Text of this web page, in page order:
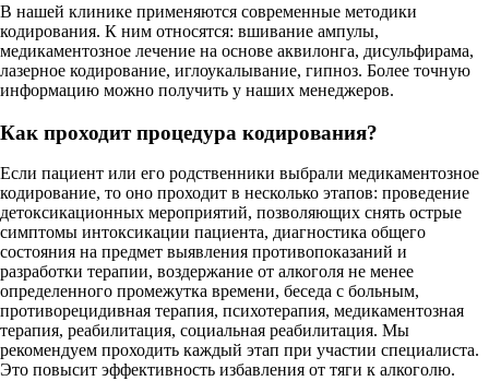
В нашей клинике применяются современные методики
кодирования. К ним относятся: вшивание ампулы,
медикаментозное лечение на основе аквилонга, дисульфирама,
лазерное кодирование, иглоукалывание, гипноз. Более точную
информацию можно получить у наших менеджеров.
Как проходит процедура кодирования?
Если пациент или его родственники выбрали медикаментозное
кодирование, то оно проходит в несколько этапов: проведение
детоксикационных мероприятий, позволяющих снять острые
симптомы интоксикации пациента, диагностика общего
состояния на предмет выявления противопоказаний и
разработки терапии, воздержание от алкоголя не менее
определенного промежутка времени, беседа с больным,
противорецидивная терапия, психотерапия, медикаментозная
терапия, реабилитация, социальная реабилитация. Мы
рекомендуем проходить каждый этап при участии специалиста.
Это повысит эффективность избавления от тяги к алкоголю.